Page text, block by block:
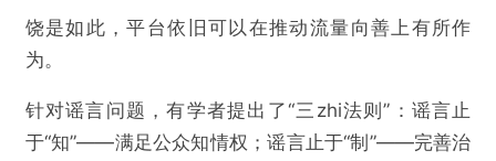
不实信息 违法犯罪 其他
饶是如此，平台依旧可以在推动流量向善上有所作
为。
针对谣言问题，有学者提出了“三zhi法则”：谣言止
于“知”——满足公众知情权；谣言止于“制”——完善治